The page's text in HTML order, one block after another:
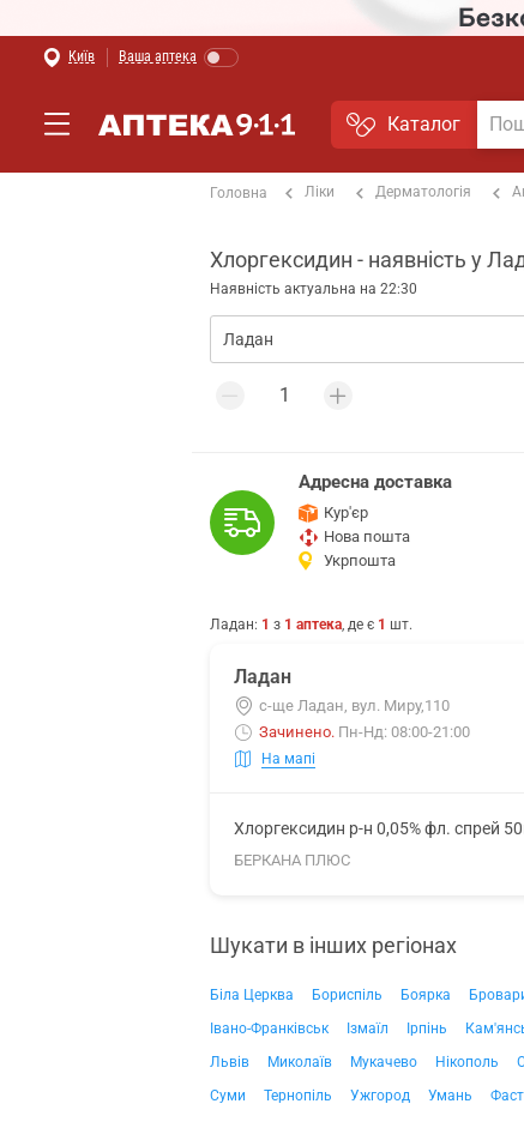
Київ Ваша аптека
Каталог
Головна Ліки Дерматологія
Хлоргексидин - наявність у
Наявність актуальна на 22:30
Адресна доставка
Кур'єр
Нова пошта
Укрпошта
Ладан: 1 з 1 аптека, де є 1 шт.
Ладан
с-ще Ладан, вул. Миру,110
Зачинено. Пн-Нд: 08:00-21:00
На мапі
Хлоргексидин р-н 0,05% фл. спрей
БЕРКАНА ПЛЮС
Шукати в інших регіонах
Біла Церква Бориспіль Боярка
Івано-Франківськ
Ізмаїл Ірпінь
Львів
Миколаїв Мукачево Нікополь
Суми
Тернопіль Ужгород Умань